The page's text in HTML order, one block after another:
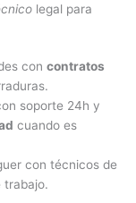
legal para
concontratos
soporte 24h y
cuando es
con técnicos de
trabajo.